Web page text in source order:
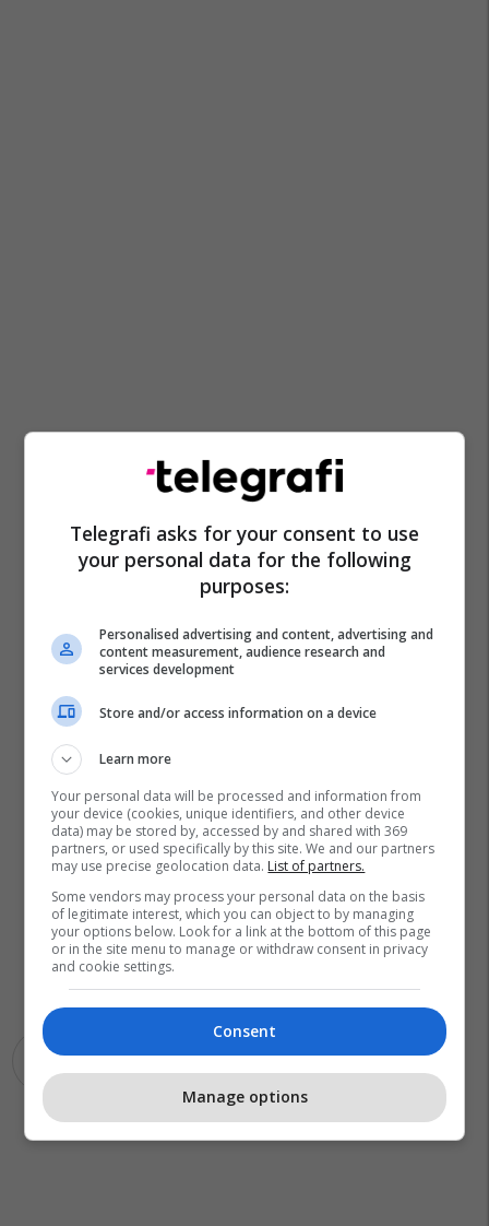
Kabllo Elektrike Mumbai
Telegrafi asks for your consent to use
your personal data for the following
purposes:
Personalised advertising and content, advertising and
content measurement, audience research and
services development
Store and/or access information on a device
Learn more
Your personal data will be processed and information from
your device (cookies, unique identifiers, and other device
data) may be stored by, accessed by and shared with 369
partners, or used specifically by this site. We and our partners
may use precise geolocation data. List of partners.
Some vendors may process your personal data on the basis
of legitimate interest, which you can object to by managing
your options below. Look for a link at the bottom of this page
or in the site menu to manage or withdraw consent in privacy
and cookie settings.
Consent
Manage options